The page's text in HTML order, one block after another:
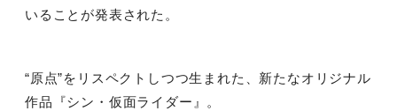
いることが発表された。
“原点”をリスペクトしつつ生まれた、新たなオリジナル
作品『シン・仮面ライダー』。